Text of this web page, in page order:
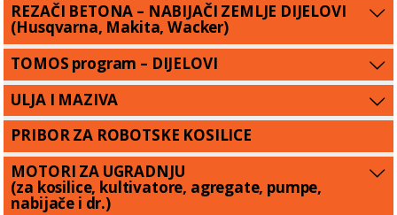
REZAČI BETONA – NABIJAČI ZEMLJE DIJELOVI
(Husqvarna, Makita, Wacker)
TOMOS program – DIJELOVI
ULJA I MAZIVA
PRIBOR ZA ROBOTSKE KOSILICE
MOTORI ZA UGRADNJU
(za kosilice, kultivatore, agregate, pumpe,
nabijače i dr.)